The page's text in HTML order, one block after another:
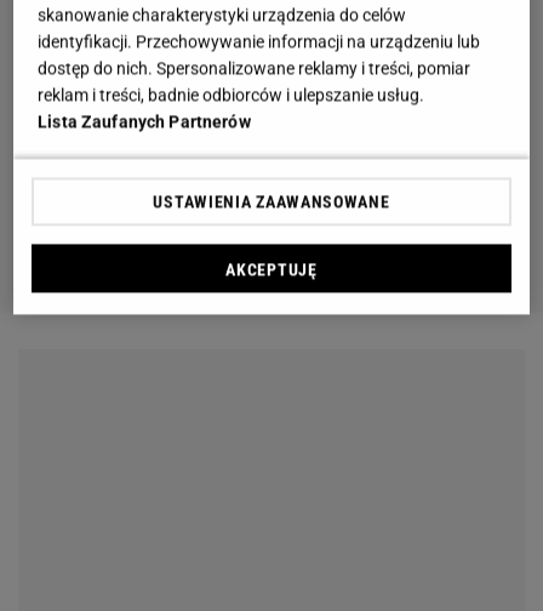
skanowanie charakterystyki urządzenia do celów
identyfikacji. Przechowywanie informacji na urządzeniu lub
dostęp do nich. Spersonalizowane reklamy i treści, pomiar
reklam i treści, badnie odbiorców i ulepszanie usług.
Lista Zaufanych Partnerów
USTAWIENIA ZAAWANSOWANE
AKCEPTUJĘ